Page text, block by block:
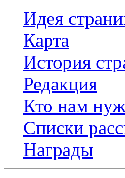
Идея
Карта
История
Редакция
Кто нам
Списки
Награды